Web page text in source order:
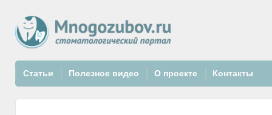
Статьи Полезное видео О проекте Контакты